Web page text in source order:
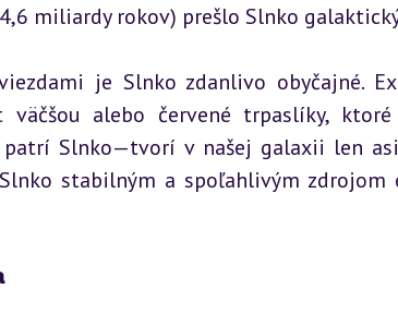
miliardy rokov) prešlo Slnko
je Slnko zdanlivo obyčajné.
alebo červené trpaslíky,
Slnko—tvorí v našej galaxii len asi
stabilným a spoľahlivým zdrojom